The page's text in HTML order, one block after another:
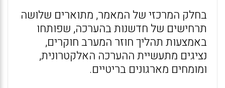
בחלק המרכזי של המאמר, מתוארים שלושה
תרחישים של חדשנות בהערכה, שפותחו
באמצעות תהליך חוזר המערב חוקרים,
נציגים מתעשיית ההערכה האלקטרונית,
ומומחים מארגונים בריטיים.